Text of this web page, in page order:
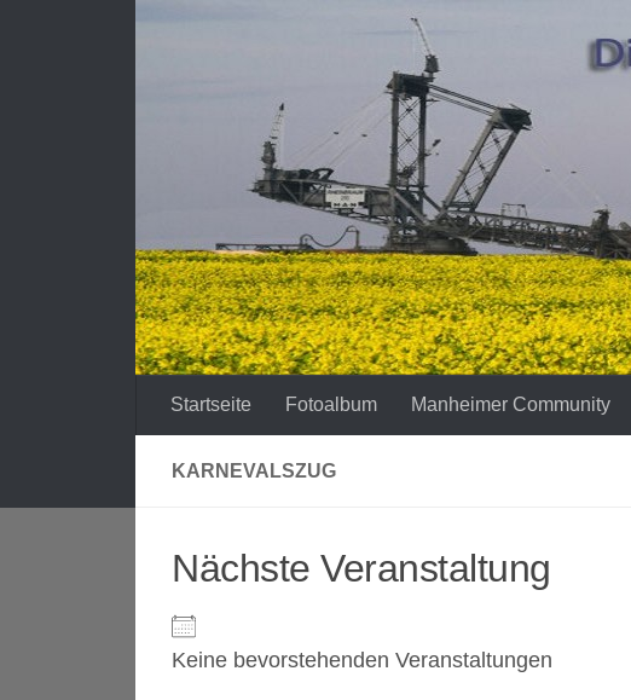
Startseite Fotoalbum Manheimer Community
KARNEVALSZUG
Nächste Veranstaltung
Keine bevorstehenden Veranstaltungen